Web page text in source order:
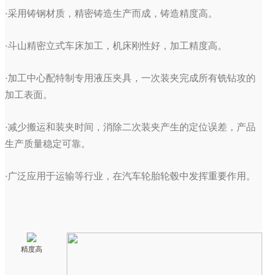
·采用铸钢材质，精密铸造生产而成，铸造精度高。
·斗山精密立式车床加工，机床刚性好，加工精度高。
·加工中心配特制专用液压夹具，一次装夹完成所有铣钻攻的
加工表面。
·减少搬运和装夹时间，消除二次装夹产生的定位误差，产品
生产质量稳定可靠。
·广泛应用于运输等行业，在汽车轮胎轮毂中发挥重要作用。
精度高